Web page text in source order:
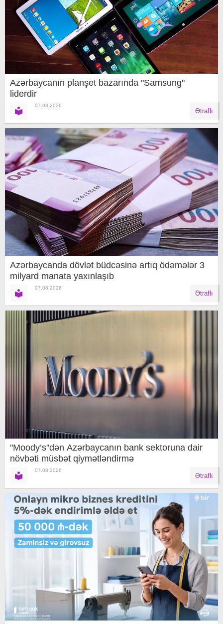
Azərbaycanın planşet bazarında "Samsung"
liderdir
07.08.2026
Ətraflı
Azərbaycanda dövlət büdcəsinə artıq ödəmələr 3
milyard manata yaxınlaşıb
07.08.2026
Ətraflı
"Moody’s"dən Azərbaycanın bank sektoruna dair
növbəti müsbət qiymətləndirmə
07.08.2026
Ətraflı